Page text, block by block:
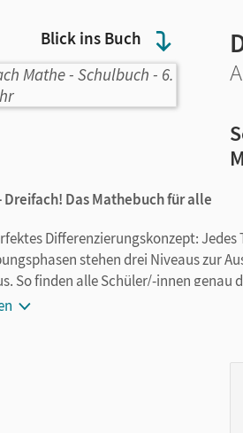
Blick ins Buch
Dreifach! Das Mathebuch für alle
Differenzierungskonzept:
stehen drei Niveaus zur
So finden alle Schüler/-innen genau
Fähigkeiten maximal fördern. Ohne
Diagnose- und
die Schüler/-innen dabei,